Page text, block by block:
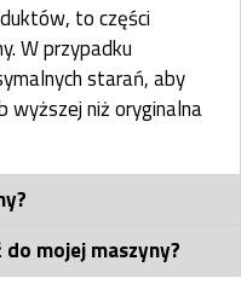
to części
W przypadku
starań, aby
wyższej niż oryginalna
mojej maszyny?